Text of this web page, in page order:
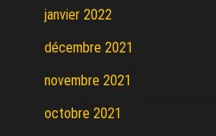
janvier 2022
décembre 2021
novembre 2021
octobre 2021